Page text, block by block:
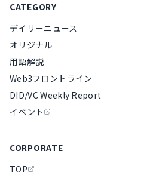
CATEGORY
デイリーニュース
オリジナル
用語解説
Web3フロントライン
DID/VC Weekly Report
イベント
CORPORATE
TOP